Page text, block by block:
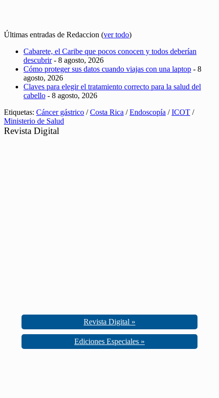
Últimas entradas de Redaccion (ver todo)
Cabarete, el Caribe que pocos conocen y todos deberían
descubrir- 8 agosto, 2026
Cómo proteger sus datos cuando viajas con una laptop - 8
agosto, 2026
Claves para elegir el tratamiento correcto para la salud del
cabello - 8 agosto, 2026
Etiquetas: Cáncer gástrico /Costa Rica /Endoscopía /ICOT /
Ministerio de Salud
Revista Digital
Revista Digital »
Ediciones Especiales »